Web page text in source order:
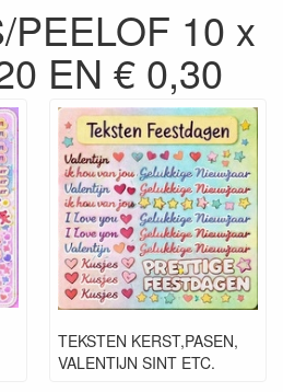
PEELOF 10 x
EN € 0,30
TEKSTEN KERST,PASEN,
VALENTIJN SINT ETC.